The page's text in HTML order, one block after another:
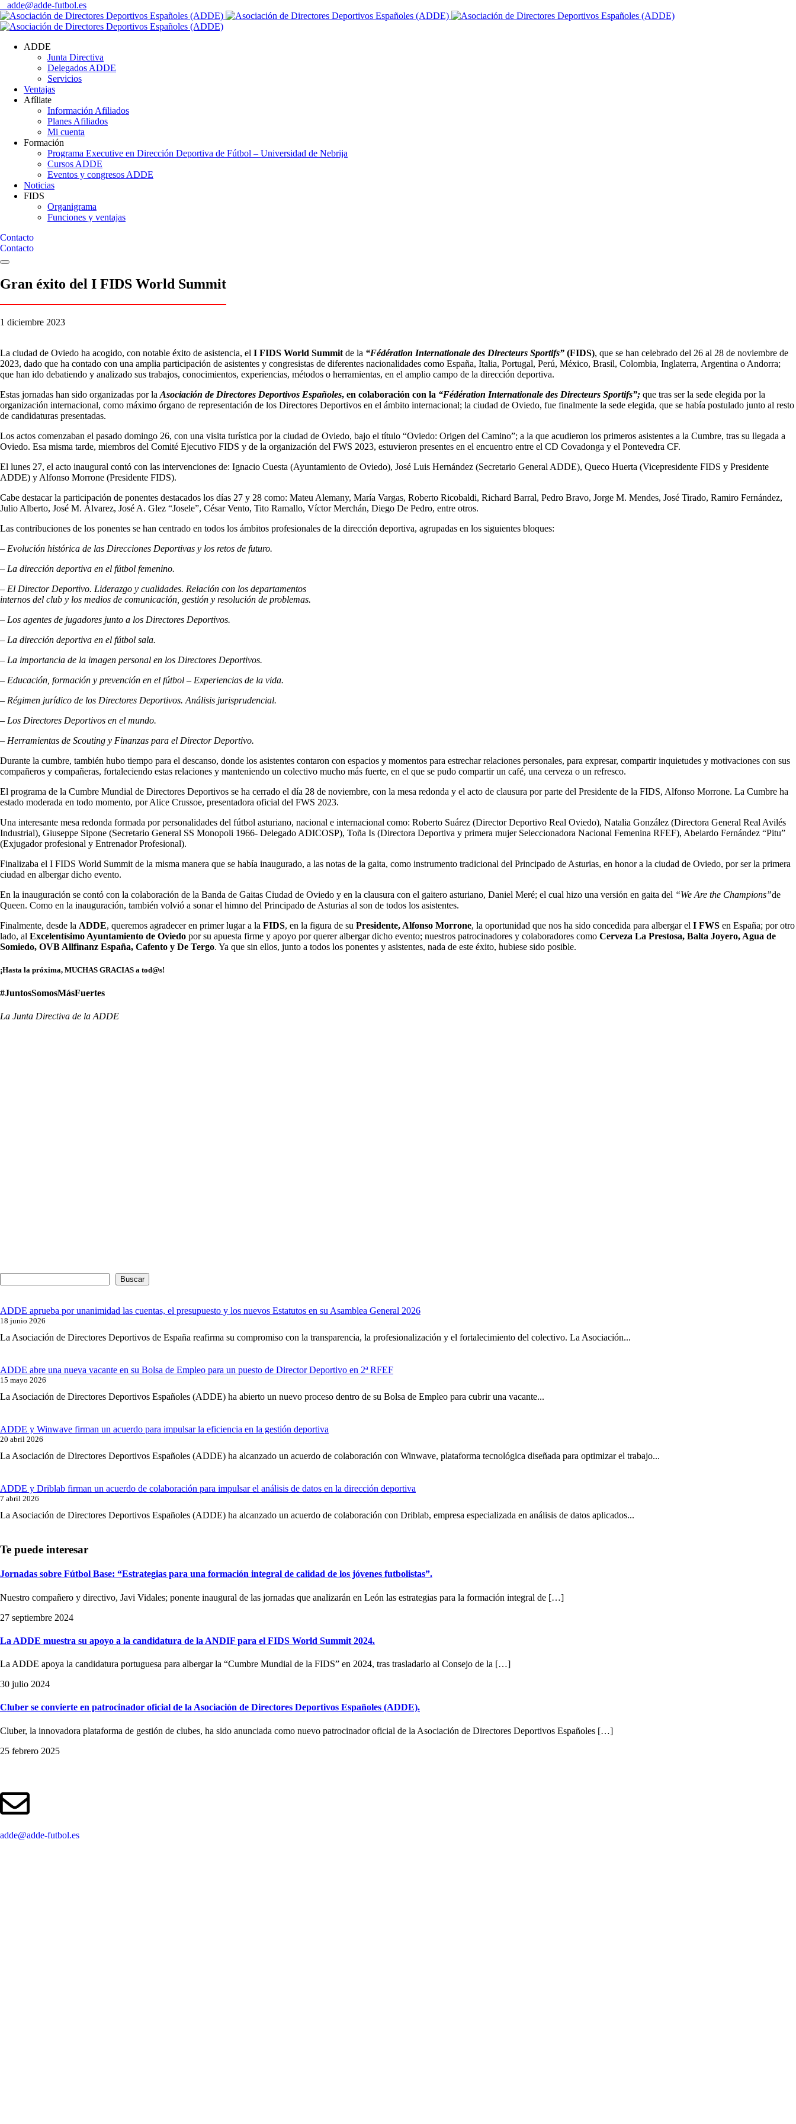
adde@adde-futbol.es
ADDE
Junta Directiva
Delegados ADDE
Servicios
Ventajas
Afíliate
Información Afiliados
Planes Afiliados
Mi cuenta
Formación
Programa Executive en Dirección Deportiva de Fútbol – Universidad de Nebrija
Cursos ADDE
Eventos y congresos ADDE
Noticias
FIDS
Organigrama
Funciones y ventajas
Contacto
Contacto
Gran éxito del I FIDS World Summit
1 diciembre 2023
La ciudad de Oviedo ha acogido, con notable éxito de asistencia, el I FIDS World Summit de la “Fédération Internationale des Directeurs Sportifs” (FIDS), que se han celebrado del 26 al 28 de noviembre de
2023, dado que ha contado con una amplia participación de asistentes y congresistas de diferentes nacionalidades como España, Italia, Portugal, Perú, México, Brasil, Colombia, Inglaterra, Argentina o Andorra;
que han ido debatiendo y analizado sus trabajos, conocimientos, experiencias, métodos o herramientas, en el amplio campo de la dirección deportiva.
Estas jornadas han sido organizadas por la Asociación de Directores Deportivos Españoles, en colaboración con la “Fédération Internationale des Directeurs Sportifs”; que tras ser la sede elegida por la
organización internacional, como máximo órgano de representación de los Directores Deportivos en el ámbito internacional; la ciudad de Oviedo, fue finalmente la sede elegida, que se había postulado junto al resto
de candidaturas presentadas.
Los actos comenzaban el pasado domingo 26, con una visita turística por la ciudad de Oviedo, bajo el título “Oviedo: Origen del Camino”; a la que acudieron los primeros asistentes a la Cumbre, tras su llegada a
Oviedo. Esa misma tarde, miembros del Comité Ejecutivo FIDS y de la organización del FWS 2023, estuvieron presentes en el encuentro entre el CD Covadonga y el Pontevedra CF.
El lunes 27, el acto inaugural contó con las intervenciones de: Ignacio Cuesta (Ayuntamiento de Oviedo), José Luis Hernández (Secretario General ADDE), Queco Huerta (Vicepresidente FIDS y Presidente
ADDE) y Alfonso Morrone (Presidente FIDS).
Cabe destacar la participación de ponentes destacados los días 27 y 28 como: Mateu Alemany, María Vargas, Roberto Ricobaldi, Richard Barral, Pedro Bravo, Jorge M. Mendes, José Tirado, Ramiro Fernández,
Julio Alberto, José M. Álvarez, José A. Glez “Josele”, César Vento, Tito Ramallo, Víctor Merchán, Diego De Pedro, entre otros.
Las contribuciones de los ponentes se han centrado en todos los ámbitos profesionales de la dirección deportiva, agrupadas en los siguientes bloques:
– Evolución histórica de las Direcciones Deportivas y los retos de futuro.
– La dirección deportiva en el fútbol femenino.
– El Director Deportivo. Liderazgo y cualidades. Relación con los departamentos
internos del club y los medios de comunicación, gestión y resolución de problemas.
– Los agentes de jugadores junto a los Directores Deportivos.
– La dirección deportiva en el fútbol sala.
– La importancia de la imagen personal en los Directores Deportivos.
– Educación, formación y prevención en el fútbol – Experiencias de la vida.
– Régimen jurídico de los Directores Deportivos. Análisis jurisprudencial.
– Los Directores Deportivos en el mundo.
– Herramientas de Scouting y Finanzas para el Director Deportivo.
Durante la cumbre, también hubo tiempo para el descanso, donde los asistentes contaron con espacios y momentos para estrechar relaciones personales, para expresar, compartir inquietudes y motivaciones con sus
compañeros y compañeras, fortaleciendo estas relaciones y manteniendo un colectivo mucho más fuerte, en el que se pudo compartir un café, una cerveza o un refresco.
El programa de la Cumbre Mundial de Directores Deportivos se ha cerrado el día 28 de noviembre, con la mesa redonda y el acto de clausura por parte del Presidente de la FIDS, Alfonso Morrone. La Cumbre ha
estado moderada en todo momento, por Alice Crussoe, presentadora oficial del FWS 2023.
Una interesante mesa redonda formada por personalidades del fútbol asturiano, nacional e internacional como: Roberto Suárez (Director Deportivo Real Oviedo), Natalia González (Directora General Real Avilés
Industrial), Giuseppe Sipone (Secretario General SS Monopoli 1966- Delegado ADICOSP), Toña Is (Directora Deportiva y primera mujer Seleccionadora Nacional Femenina RFEF), Abelardo Fernández “Pitu”
(Exjugador profesional y Entrenador Profesional).
Finalizaba el I FIDS World Summit de la misma manera que se había inaugurado, a las notas de la gaita, como instrumento tradicional del Principado de Asturias, en honor a la ciudad de Oviedo, por ser la primera
ciudad en albergar dicho evento.
En la inauguración se contó con la colaboración de la Banda de Gaitas Ciudad de Oviedo y en la clausura con el gaitero asturiano, Daniel Meré; el cual hizo una versión en gaita del “We Are the Champions”de
Queen. Como en la inauguración, también volvió a sonar el himno del Principado de Asturias al son de todos los asistentes.
Finalmente, desde la ADDE, queremos agradecer en primer lugar a la FIDS, en la figura de su Presidente, Alfonso Morrone, la oportunidad que nos ha sido concedida para albergar el I FWS en España; por otro
lado, al Excelentísimo Ayuntamiento de Oviedo por su apuesta firme y apoyo por querer albergar dicho evento; nuestros patrocinadores y colaboradores como Cerveza La Prestosa, Balta Joyero, Agua de
Somiedo, OVB Allfinanz España, Cafento y De Tergo. Ya que sin ellos, junto a todos los ponentes y asistentes, nada de este éxito, hubiese sido posible.
¡Hasta la próxima, MUCHAS GRACIAS a tod@s!
#JuntosSomosMásFuertes
La Junta Directiva de la ADDE
Buscar
ADDE aprueba por unanimidad las cuentas, el presupuesto y los nuevos Estatutos en su Asamblea General 2026
18 junio 2026
La Asociación de Directores Deportivos de España reafirma su compromiso con la transparencia, la profesionalización y el fortalecimiento del colectivo. La Asociación...
ADDE abre una nueva vacante en su Bolsa de Empleo para un puesto de Director Deportivo en 2ª RFEF
15 mayo 2026
La Asociación de Directores Deportivos Españoles (ADDE) ha abierto un nuevo proceso dentro de su Bolsa de Empleo para cubrir una vacante...
ADDE y Winwave firman un acuerdo para impulsar la eficiencia en la gestión deportiva
20 abril 2026
La Asociación de Directores Deportivos Españoles (ADDE) ha alcanzado un acuerdo de colaboración con Winwave, plataforma tecnológica diseñada para optimizar el trabajo...
ADDE y Driblab firman un acuerdo de colaboración para impulsar el análisis de datos en la dirección deportiva
7 abril 2026
La Asociación de Directores Deportivos Españoles (ADDE) ha alcanzado un acuerdo de colaboración con Driblab, empresa especializada en análisis de datos aplicados...
Jornadas sobre Fútbol Base: “Estrategias para una formación integral de calidad de los jóvenes futbolistas”.
Nuestro compañero y directivo, Javi Vidales; ponente inaugural de las jornadas que analizarán en León las estrategias para la formación integral de […]
27 septiembre 2024
La ADDE muestra su apoyo a la candidatura de la ANDIF para el FIDS World Summit 2024.
La ADDE apoya la candidatura portuguesa para albergar la “Cumbre Mundial de la FIDS” en 2024, tras trasladarlo al Consejo de la […]
30 julio 2024
Cluber se convierte en patrocinador oficial de la Asociación de Directores Deportivos Españoles (ADDE).
Cluber, la innovadora plataforma de gestión de clubes, ha sido anunciada como nuevo patrocinador oficial de la Asociación de Directores Deportivos Españoles […]
25 febrero 2025
adde@adde-futbol.es